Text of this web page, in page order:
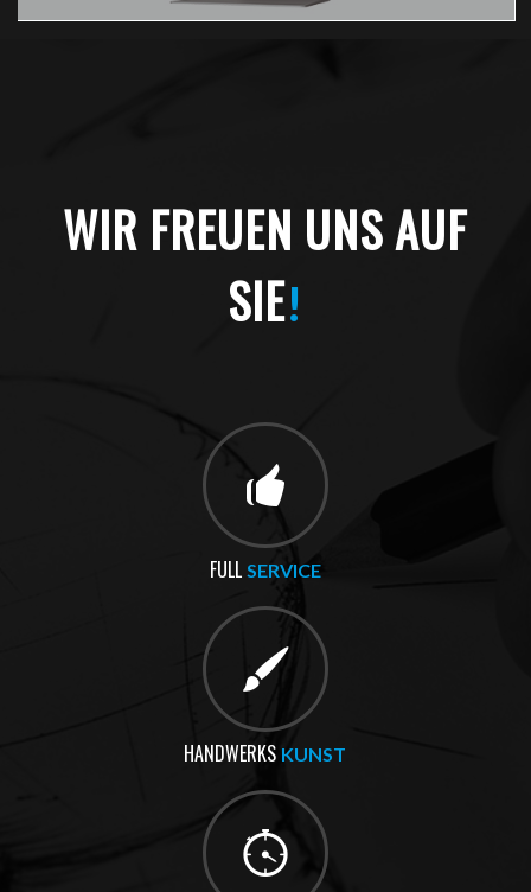
WIR FREUEN UNS AUF
SIE!
FULL SERVICE
HANDWERKS KUNST